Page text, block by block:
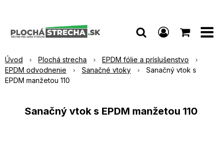
Úvod Plochá strecha
EPDM fólie a príslušenstvo
EPDM odvodnenie
Sanačné vtoky
Sanačný vtok s
EPDM manžetou 110
Sanačný vtok s EPDM manžetou 110